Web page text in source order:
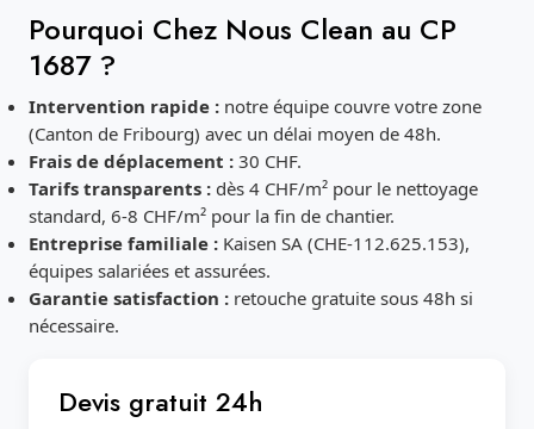
Pourquoi Chez Nous Clean au CP
1687 ?
Intervention rapide :notre équipe couvre votre zone
(Canton de Fribourg) avec un délai moyen de 48h.
Frais de déplacement :30 CHF.
Tarifs transparents :dès 4 CHF/m² pour le nettoyage
standard, 6-8 CHF/m² pour la fin de chantier.
Entreprise familiale :Kaisen SA (CHE-112.625.153),
équipes salariées et assurées.
Garantie satisfaction :retouche gratuite sous 48h si
nécessaire.
Devis gratuit 24h